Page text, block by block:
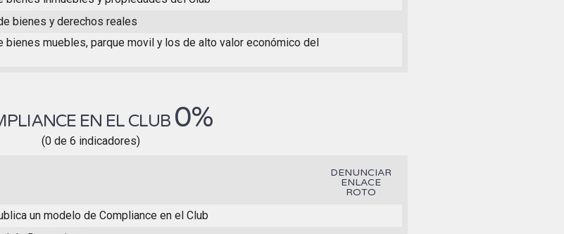
bienes y derechos reales
bienes muebles, parque movil y los de alto valor económico del
EN EL CLUB 0%
(0 de 6 indicadores)
DENUNCIAR
ENLACE
ROTO
un modelo de Compliance en el Club